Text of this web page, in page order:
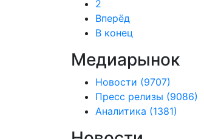
2
Вперёд
В конец
Медиарынок
Новости (9707)
Пресс релизы (9086)
Аналитика (1381)